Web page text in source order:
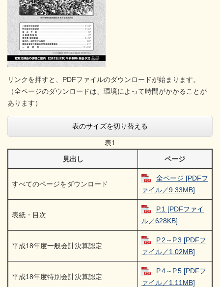
リンクを押すと、PDFファイルのダウンロードが始まります。
（全ページのダウンロードは、環境によって時間がかかることが
あります）
表のサイズを切り替える
表1
見出し ページ
すべてのページをダウンロード
全ページ [PDFフ
ァイル／9.33MB]
表紙・目次
P.1 [PDFファイ
ル／628KB]
平成18年度一般会計決算認定
P.2～P.3 [PDFフ
ァイル／1.02MB]
平成18年度特別会計決算認定
P.4～P.5 [PDFフ
ァイル／1.11MB]